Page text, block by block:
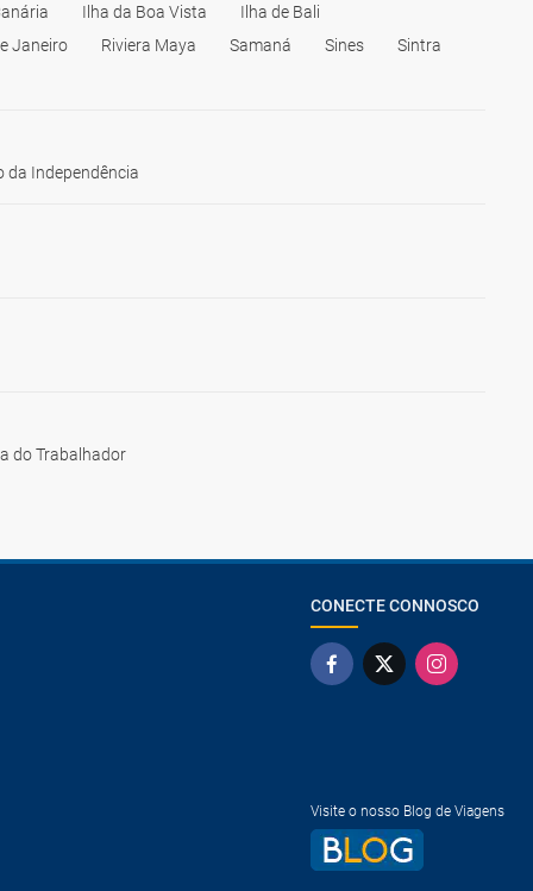
Ilha da Boa Vista
Ilha de Bali
Janeiro Riviera Maya Samaná Sines
Sintra
da Independência
do Trabalhador
CONECTE CONNOSCO
Visite o nosso Blog de Viagens